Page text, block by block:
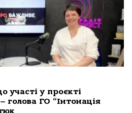
участі у проєкті
голова ГО “Інтонація